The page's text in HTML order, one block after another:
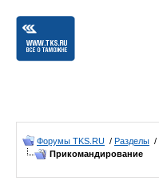
Форумы TKS.RU / Разделы /
Прикомандирование